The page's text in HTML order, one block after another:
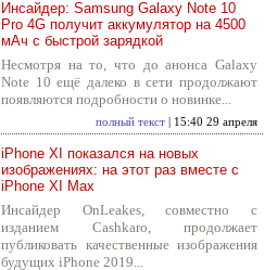
Инсайдер: Samsung Galaxy Note 10
Pro 4G получит аккумулятор на 4500
мАч с быстрой зарядкой
Несмотря на то, что до анонса Galaxy
Note 10 ещё далеко в сети продолжают
появляются подробности о новинке...
полный текст | 15:40 29 апреля
iPhone XI показался на новых
изображениях: на этот раз вместе с
iPhone XI Max
Инсайдер OnLeakes, совместно с
изданием Cashkaro, продолжает
публиковать качественные изображения
будущих iPhone 2019...